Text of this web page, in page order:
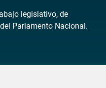
legislativo, de
Parlamento Nacional.